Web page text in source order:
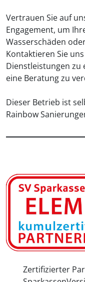
Vertrauen Sie auf
Engagement, um
Wasserschäden
Kontaktieren Sie
Dienstleistungen
eine Beratung zu
Dieser Betrieb ist
Rainbow
Zertifizierter